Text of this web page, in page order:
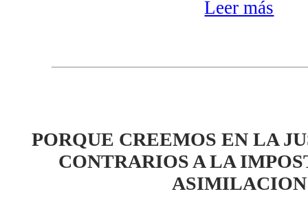
Leer más
PORQUE CREEMOS EN LA
CONTRARIOS A LA
ASIMILACION